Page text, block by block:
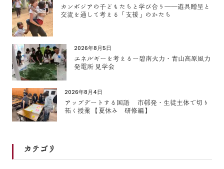
カンボジアの子どもたちと学び合う――遊具贈呈と
交流を通して考える「支援」のかたち
2026年8月5日
エネルギーを考えるー碧南火力・青山高原風力
発電所 見学会
2026年8月4日
アップデートする国語 市邨発・生徒主体で切り
拓く授業 【夏休み 研修編】
カテゴリ